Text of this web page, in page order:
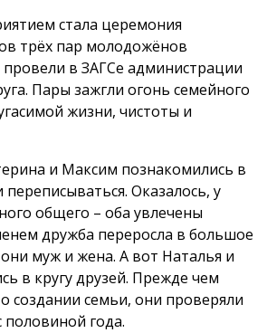
стала церемония
трёх пар молодожёнов
в ЗАГСе администрации
Пары зажгли огонь семейного
жизни, чистоты и
и Максим познакомились в
Оказалось, у
общего – оба увлечены
дружба переросла в большое
муж и жена. А вот Наталья и
в кругу друзей. Прежде чем
создании семьи, они проверяли
половиной года.